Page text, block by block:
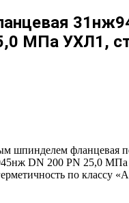
МПа УХЛ1,
шпинделем фланцевая
DN 200 PN 25,0
по классу